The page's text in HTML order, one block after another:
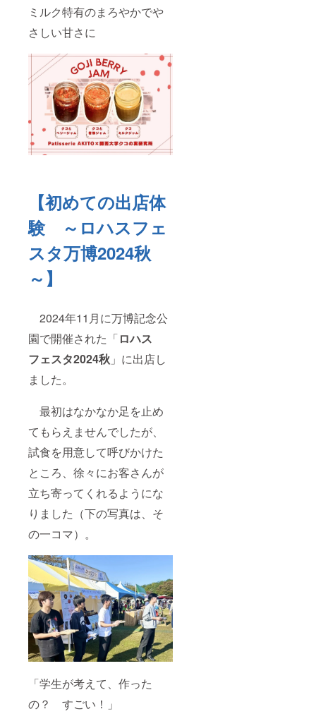
ミルク特有のまろやかでや
さしい甘さに
【初めての出店体
験 ～ロハスフェ
スタ万博2024秋
～】
2024年11月に万博記念公
園で開催された「ロハス
フェスタ2024秋 」に出店し
ました。
最初はなかなか足を止め
てもらえませんでしたが、
試食を用意して呼びかけた
ところ、徐々にお客さんが
立ち寄ってくれるようにな
りました（下の写真は、そ
の一コマ）。
「学生が考えて、作った
の？ すごい！」